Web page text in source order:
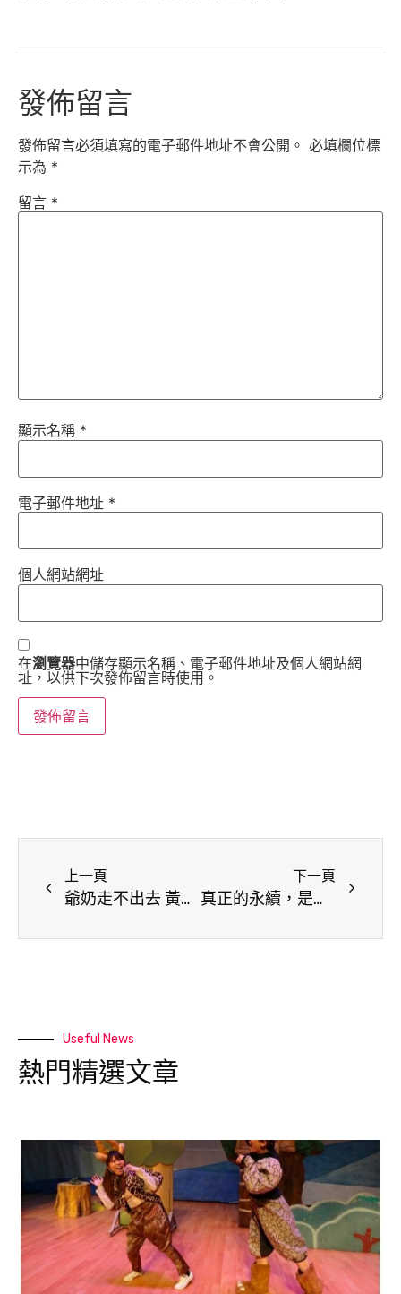
發佈留言
發佈留言必須填寫的電子郵件地址不會公開。 必填欄位標
示為 *
留言 *
顯示名稱 *
電子郵件地址 *
個人網站網址
在瀏覽器中儲存顯示名稱、電子郵件地址及個人網站網
址，以供下次發佈留言時使用。
上一頁
爺奶走不出去 黃祐丞創「外送家教」造學習新革命
下一頁
真正的永續，是符合人性：談ESG時代下的「無痛健康」
Useful News
熱門精選文章